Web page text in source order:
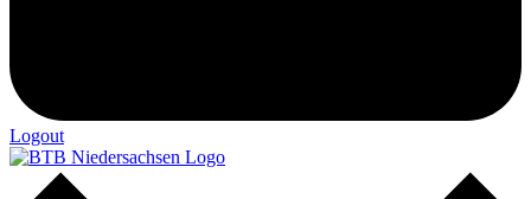
Logout